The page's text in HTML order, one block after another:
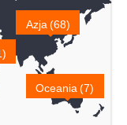
Azja (68)
Oceania (7)